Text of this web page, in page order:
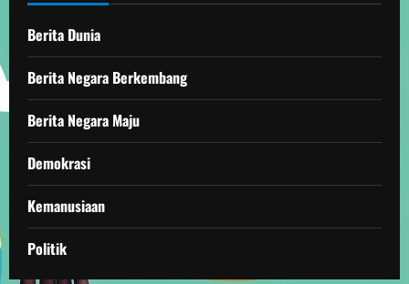
Berita Dunia
Berita Negara Berkembang
Berita Negara Maju
Demokrasi
Kemanusiaan
Politik